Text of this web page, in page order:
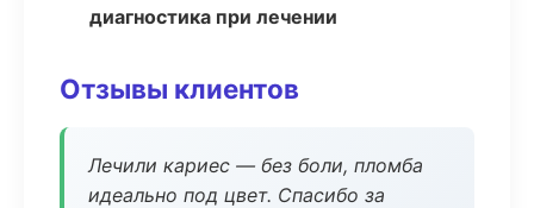
диагностика при лечении
Отзывы клиентов
Лечили кариес — без боли, пломба
идеально под цвет. Спасибо за